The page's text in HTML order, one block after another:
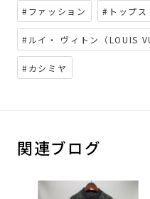
#ファッション #トップス
#ルイ・ ヴィトン（LOUIS
#カシミヤ
関連ブログ